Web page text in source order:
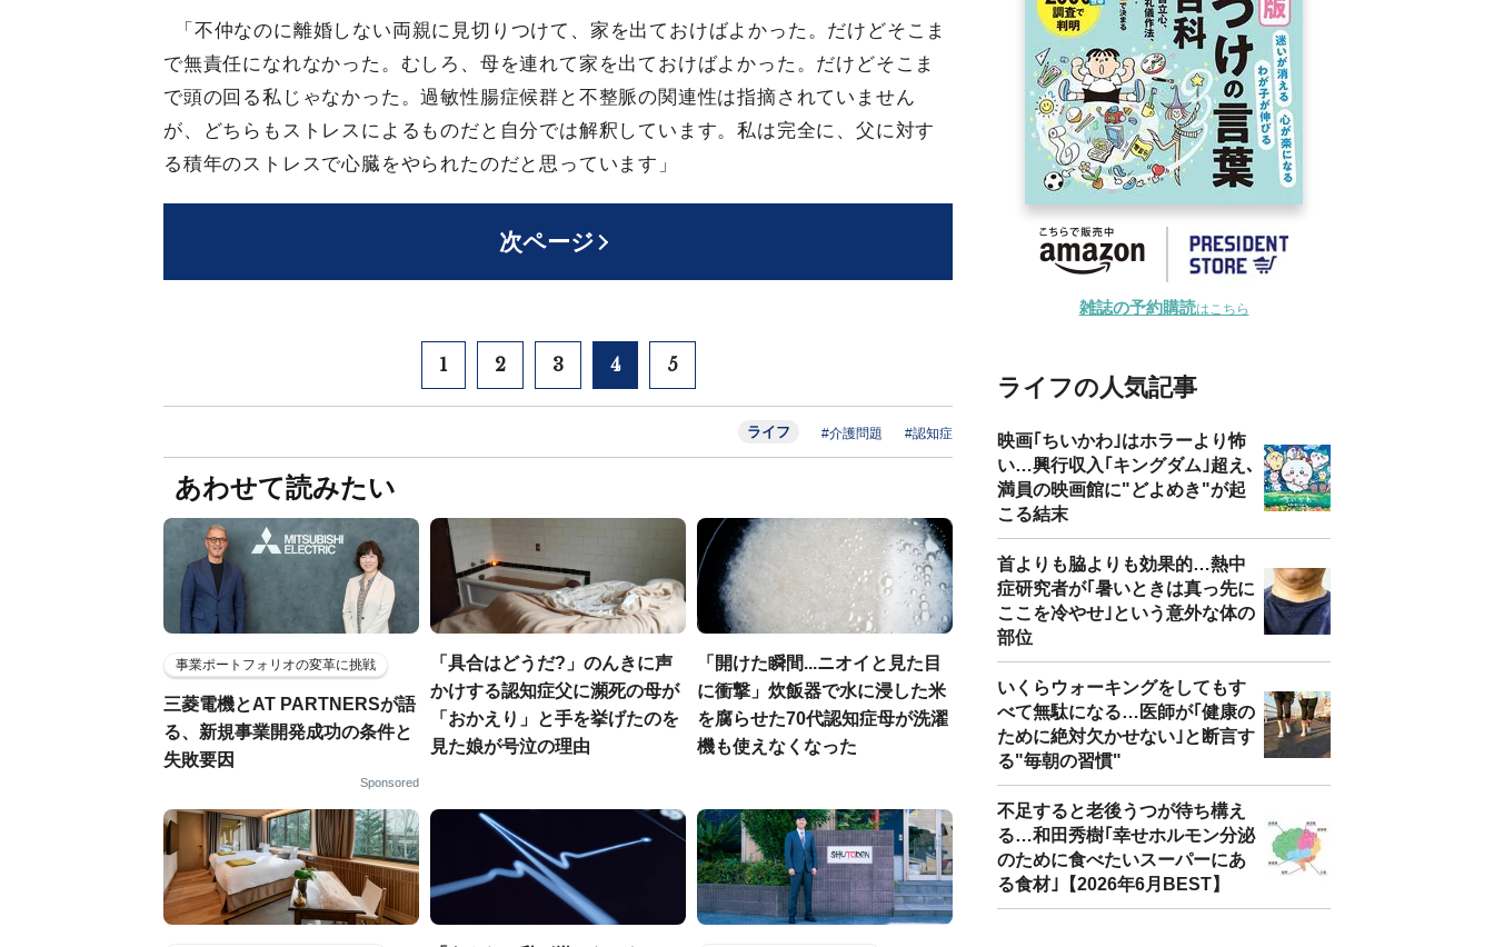
「不仲なのに離婚しない両親に見切りつけて、家を出ておけばよかった。だけどそこま
で無責任になれなかった。むしろ、母を連れて家を出ておけばよかった。だけどそこま
で頭の回る私じゃなかった。過敏性腸症候群と不整脈の関連性は指摘されていません
が、どちらもストレスによるものだと自分では解釈しています。私は完全に、父に対す
る積年のストレスで心臓をやられたのだと思っています」
次ページ
1 2 3 4 5
ライフ #介護問題 #認知症
あわせて読みたい
事業ポートフォリオの変革に挑戦
三菱電機とAT PARTNERSが語
る、新規事業開発成功の条件と
失敗要因
Sponsored
「具合はどうだ?」のんきに声
かけする認知症父に瀕死の母が
「おかえり」と手を挙げたのを
見た娘が号泣の理由
「開けた瞬間...ニオイと見た目
に衝撃」炊飯器で水に浸した米
を腐らせた70代認知症母が洗濯
機も使えなくなった
雑誌の予約購読はこちら
ライフの人気記事
映画｢ちいかわ｣はホラーより怖
い…興行収入｢キングダム｣超え､
満員の映画館に"どよめき"が起
こる結末
首よりも脇よりも効果的…熱中
症研究者が｢暑いときは真っ先に
ここを冷やせ｣という意外な体の
部位
いくらウォーキングをしてもす
べて無駄になる…医師が｢健康の
ために絶対欠かせない｣と断言す
る"毎朝の習慣"
不足すると老後うつが待ち構え
る…和田秀樹｢幸せホルモン分泌
のために食べたいスーパーにあ
る食材｣【2026年6月BEST】